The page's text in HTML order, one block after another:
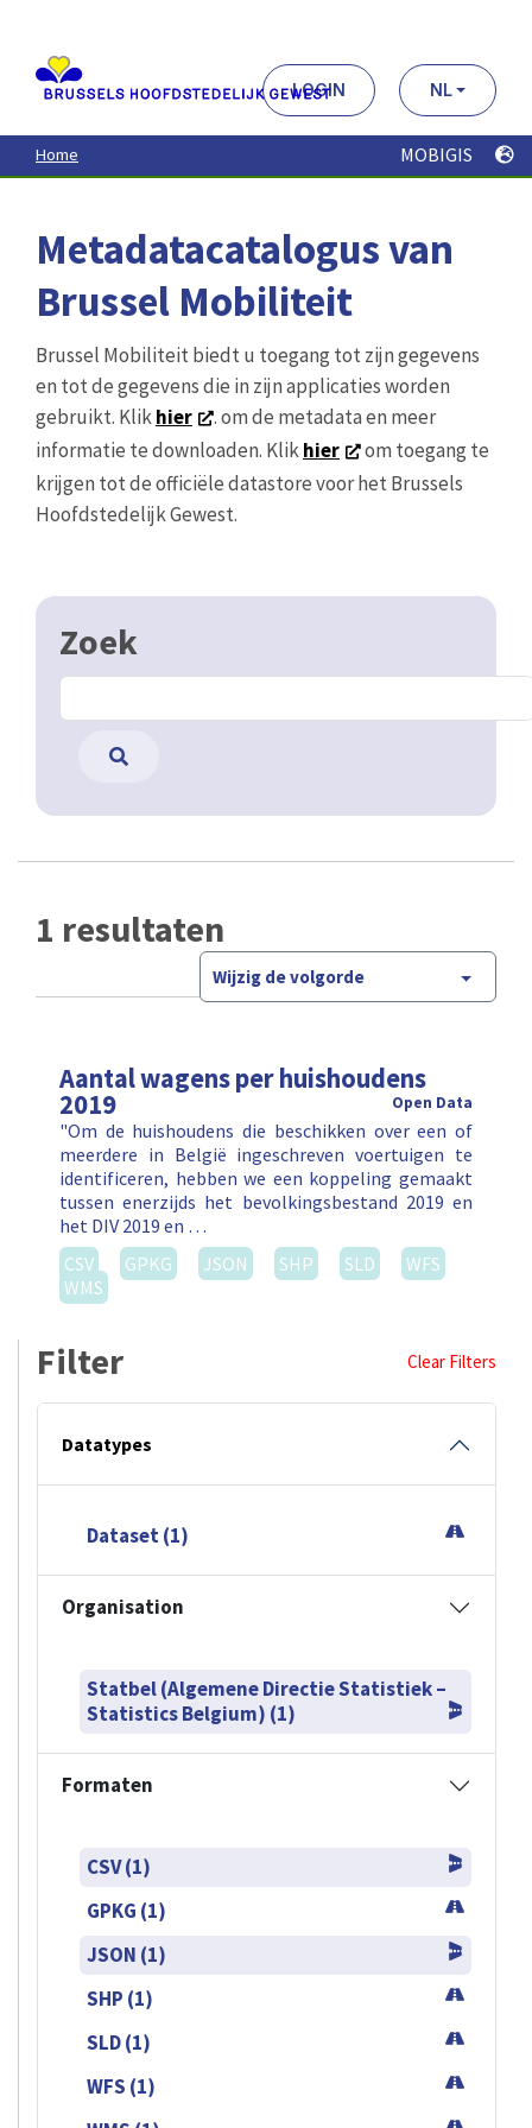
contenu
principal
LOGIN NL
Home MOBIGIS
Metadatacatalogus van
Brussel Mobiliteit
Brussel Mobiliteit biedt u toegang tot zijn gegevens
en tot de gegevens die in zijn applicaties worden
gebruikt. Klikhier
. om de metadata en meer
informatie te downloaden. Klikhier
om toegang te
krijgen tot de officiële datastore voor het Brussels
Hoofdstedelijk Gewest.
Zoek
1 resultaten
Wijzig de volgorde
Aantal wagens per huishoudens
2019 Open Data
"Om de huishoudens die beschikken over een of
meerdere in België ingeschreven voertuigen te
identificeren, hebben we een koppeling gemaakt
tussen enerzijds het bevolkingsbestand 2019 en
het DIV 2019 en …
CSV
GPKG JSON SHP SLD
WFS
WMS
Filter Clear Filters
Datatypes
Dataset (1)
Organisation
Statbel (Algemene Directie Statistiek –
Statistics Belgium) (1)
Formaten
CSV (1)
GPKG (1)
JSON (1)
SHP (1)
SLD (1)
WFS (1)